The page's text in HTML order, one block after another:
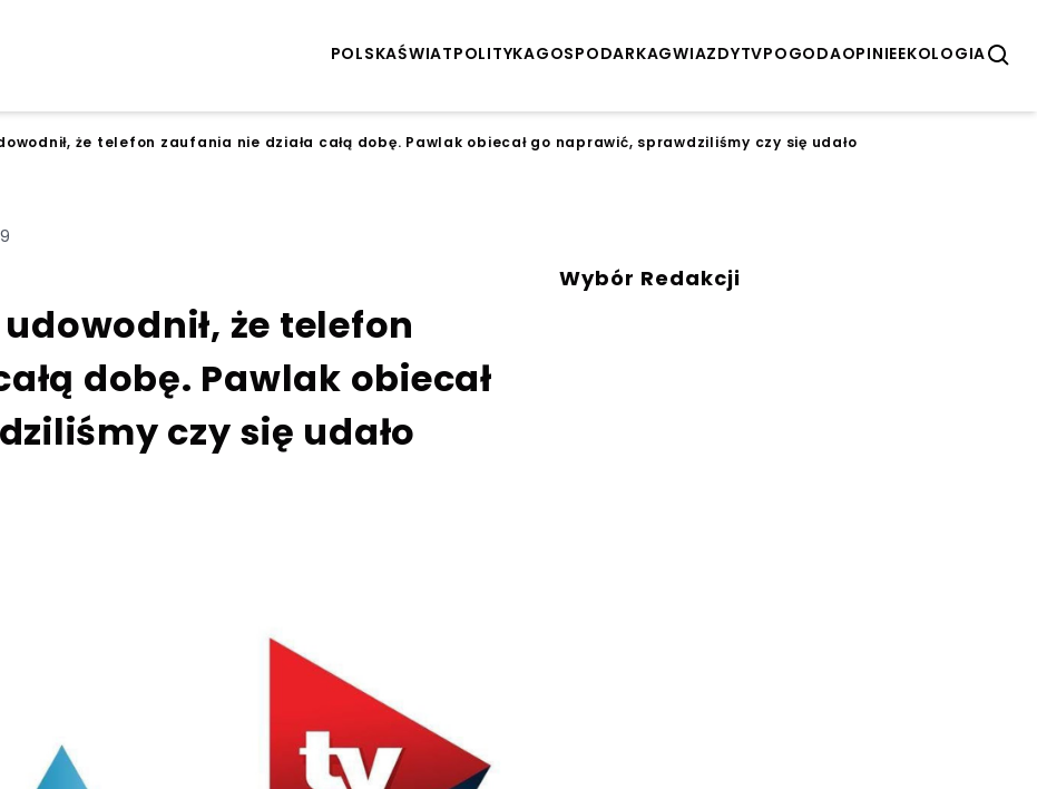
POLSKAŚWIATPOLITYKAGOSPODARKAGWIAZDYTVPOGODAOPINIEEKOLOGIA
że telefon zaufania nie działa całą dobę. Pawlak obiecał go naprawić, sprawdziliśmy czy się udało
że telefon
dobę. Pawlak obiecał
czy się udało
Wybór Redakcji